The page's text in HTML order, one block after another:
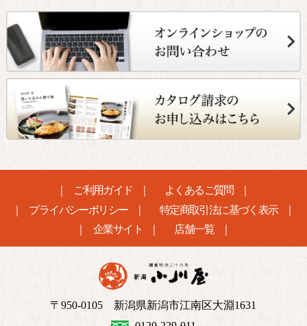
ご利用ガイド
よくあるご質問
プライバシーポリシー
特定商取引法に基づく表示
企業サイト
店舗一覧
〒950-0105 新潟県新潟市江南区大淵1631